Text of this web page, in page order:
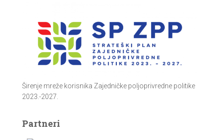
Širenje mreže korisnika Zajedničke poljoprivredne politike
2023.-2027.
Partneri